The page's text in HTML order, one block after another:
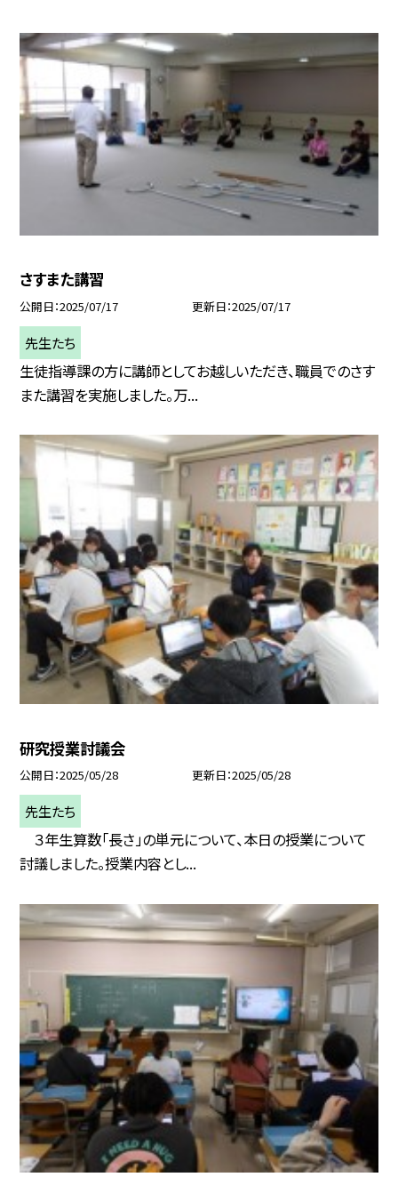
さすまた講習
公開日 2025/07/17 更新日 2025/07/17
先生たち
生徒指導課の方に講師としてお越しいただき、職員でのさす
また講習を実施しました。万...
研究授業討議会
公開日 2025/05/28 更新日 2025/05/28
先生たち
３年生算数「長さ」の単元について、本日の授業について
討議しました。授業内容とし...